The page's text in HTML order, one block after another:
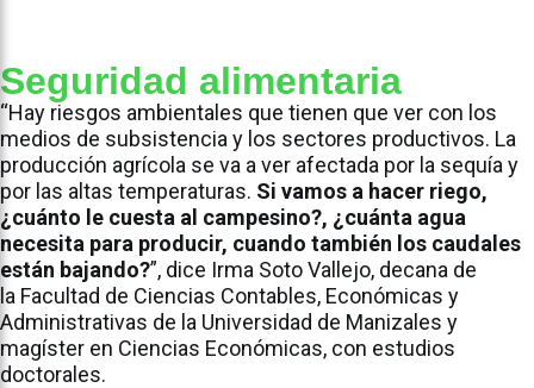
Seguridad alimentaria
“Hay riesgos ambientales que tienen que ver con los
medios de subsistencia y los sectores productivos. La
producción agrícola se va a ver afectada por la sequía y
por las altas temperaturas. Si vamos a hacer riego,
¿cuánto le cuesta al campesino?, ¿cuánta agua
necesita para producir, cuando también los caudales
están bajando?”, dice Irma Soto Vallejo, decana de
la Facultad de Ciencias Contables, Económicas y
Administrativas de la Universidad de Manizales y
magíster en Ciencias Económicas, con estudios
doctorales.